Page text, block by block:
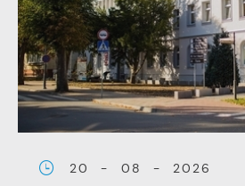
20 - 08 - 2026